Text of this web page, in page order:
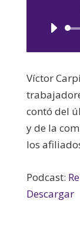
Víctor
contó del
y de la
los
Podcast:
Descargar